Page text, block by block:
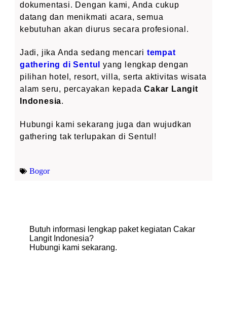
dokumentasi. Dengan kami, Anda cukup
datang dan menikmati acara, semua
kebutuhan akan diurus secara profesional.
Jadi, jika Anda sedang mencari tempat
gathering di Sentul
yang lengkap dengan
pilihan hotel, resort, villa, serta aktivitas wisata
alam seru, percayakan kepadaCakar Langit
Indonesia.
Hubungi kami sekarang juga dan wujudkan
gathering tak terlupakan di Sentul!
Bogor
Butuh informasi lengkap paket kegiatan Cakar
Langit Indonesia?
Hubungi kami sekarang.